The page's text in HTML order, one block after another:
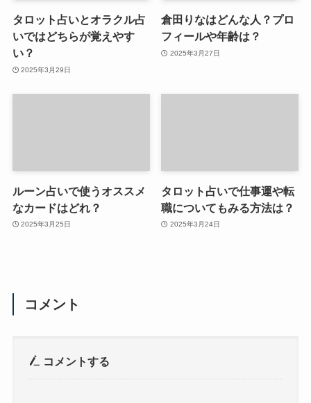
タロット占いとオラクル占
いではどちらが覚えやす
い？
2025年3月29日
倉田りなはどんな人？プロ
フィールや年齢は？
2025年3月27日
ルーン占いで使うオススメ
なカードはどれ？
2025年3月25日
タロット占いで仕事運や転
職についてもみる方法は？
2025年3月24日
コメント
コメントする